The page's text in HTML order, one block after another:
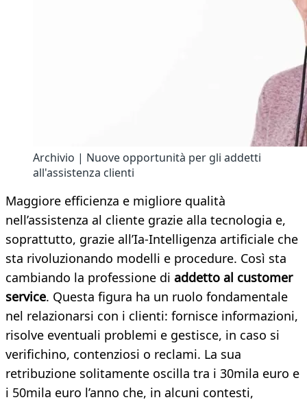
Archivio | Nuove opportunità per gli addetti
all'assistenza clienti
Maggiore efficienza e migliore qualità
nell’assistenza al cliente grazie alla tecnologia e,
soprattutto, grazie all’Ia-Intelligenza artificiale che
sta rivoluzionando modelli e procedure. Così sta
cambiando la professione di addetto al customer
service. Questa figura ha un ruolo fondamentale
nel relazionarsi con i clienti: fornisce informazioni,
risolve eventuali problemi e gestisce, in caso si
verifichino, contenziosi o reclami. La sua
retribuzione solitamente oscilla tra i 30mila euro e
i 50mila euro l’anno che, in alcuni contesti,